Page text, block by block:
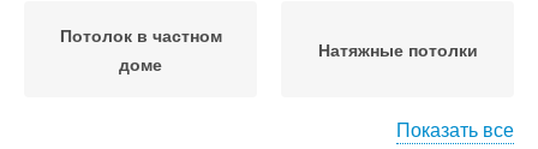
Потолок в частном
доме
Натяжные потолки
Показать все